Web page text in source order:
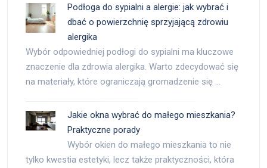
Podłoga do sypialni a alergie: jak wybrać i
dbać o powierzchnię sprzyjającą zdrowiu
alergika
Wybór odpowiedniej podłogi do sypialni ma kluczowe
znaczenie dla zdrowia alergika. Warto zdecydować się
na materiały, które ograniczają gromadzenie się …
Jakie okna wybrać do małego mieszkania?
Praktyczne porady
Wybór okien do małego mieszkania to nie
tylko kwestia estetyki, lecz także praktyczności, która